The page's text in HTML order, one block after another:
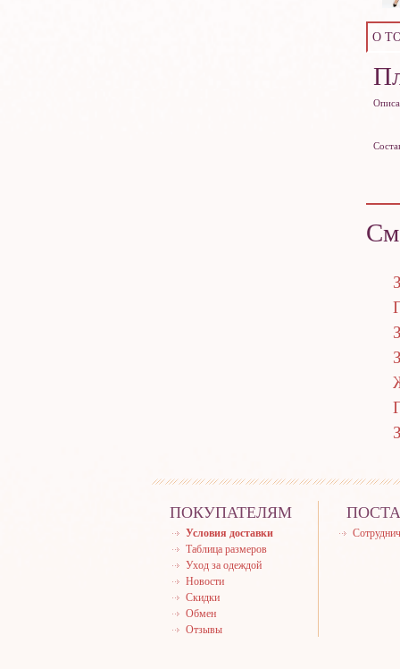
О
ПОКУПАТЕЛЯМ
Условия доставки
Таблица размеров
Уход за одеждой
Новости
Скидки
Обмен
Отзывы